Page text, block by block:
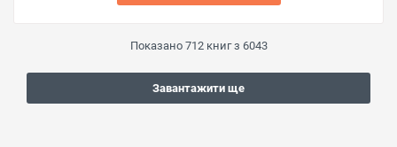
Показано 712книг з 6043
Завантажити ще